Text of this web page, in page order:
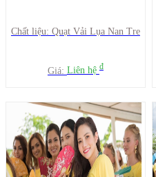
Chất liệu: Quạt Vải Lụa Nan Tre
Giá: Liên hệ đ